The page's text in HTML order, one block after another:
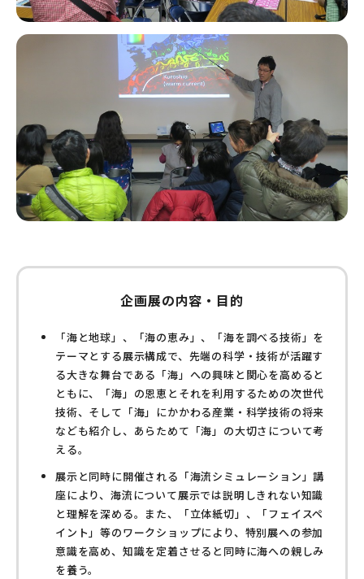
企画展の内容・目的
「海と地球」、「海の恵み」、「海を調べる技術」を
テーマとする展示構成で、先端の科学・技術が活躍す
る大きな舞台である「海」への興味と関心を高めると
ともに、「海」の恩恵とそれを利用するための次世代
技術、そして「海」にかかわる産業・科学技術の将来
なども紹介し、あらためて「海」の大切さについて考
える。
展示と同時に開催される「海流シミュレーション」講
座により、海流について展示では説明しきれない知識
と理解を深める。また、「立体紙切」、「フェイスペ
イント」等のワークショップにより、特別展への参加
意識を高め、知識を定着させると同時に海への親しみ
を養う。